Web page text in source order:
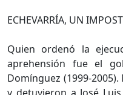
ECHEVARRÍA, UN
Quien ordenó la
aprehensión fue el
Domínguez (1999-